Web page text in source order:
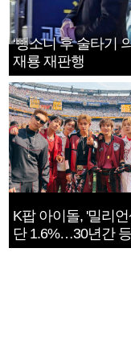
‘뺑소니 후 술타기
재룡 재판행
K팝 아이돌, '밀리
단 1.6%…30년간
1182개팀 전수조사